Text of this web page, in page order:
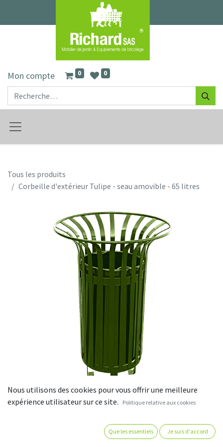
Mon compte 0 0
Tous les produits
Corbeille d'extérieur Tulipe - seau amovible - 65 litres
seau amovible - 65 litres
Nous utilisons des cookies pour vous offrir une meilleure
expérience utilisateur sur ce site.
Politique relative aux cookies
Que les essentiels Je suis d'accord